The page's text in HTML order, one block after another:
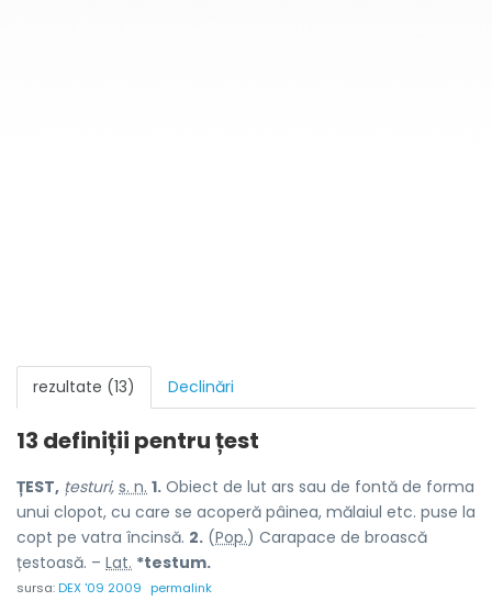
rezultate (13) Declinări
13 definiții pentruțest
ȚEST, țesturi, s. n. 1. Obiect de lut ars sau de fontă de forma
unui clopot, cu care se acoperă pâinea, mălaiul etc. puse la
copt pe vatra încinsă. 2. (Pop.) Carapace de broască
țestoasă. – Lat. *testum.
sursa:DEX '09 2009 permalink